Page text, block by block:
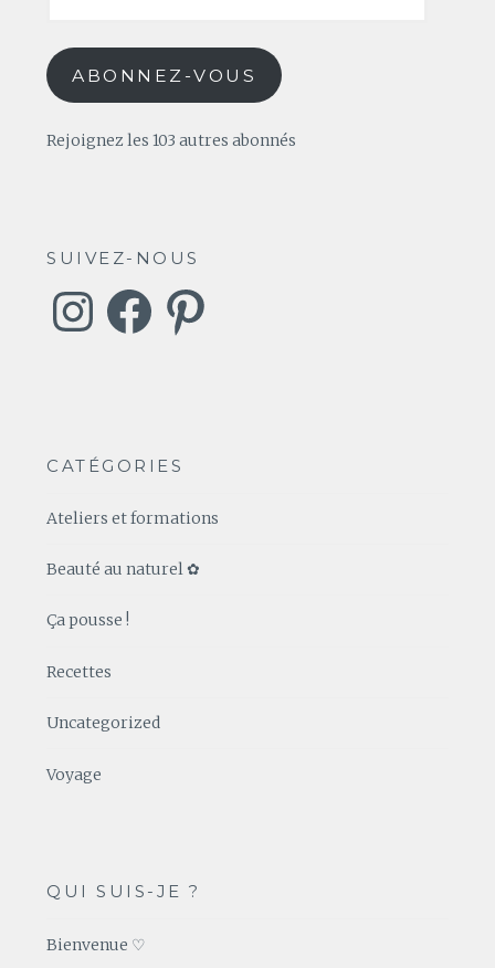
ABONNEZ-VOUS
Rejoignez les 103 autres abonnés
SUIVEZ-NOUS
InstagramFacebookPinterest
CATÉGORIES
Ateliers et formations
Beauté au naturel ✿
Ça pousse !
Recettes
Uncategorized
Voyage
QUI SUIS-JE ?
Bienvenue ♡